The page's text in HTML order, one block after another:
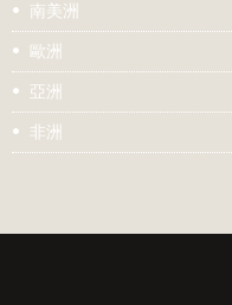
南美洲
歐洲
亞洲
非洲